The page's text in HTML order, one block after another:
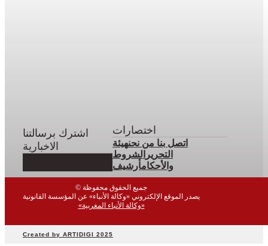
اشترك برسالتنا
الاخبارية
اختصارات
اتصل بنا من نحنهيئة
التحرير الشروط
والأحكامأرشيف
© جميع الحقوق محفوظة
يصدر الموقع الإلكتروني «وكالة الأنباء» عن المؤسسة القانونية
«وكالة الأنباء المغربية»
Created by ARTIDIGI 2025